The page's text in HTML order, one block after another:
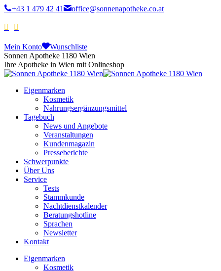
+43 1 479 42 41 office@sonnenapotheke.co.at
Mein Konto
Wunschliste
Sonnen Apotheke 1180 Wien
Ihre Apotheke in Wien mit Onlineshop
Eigenmarken
Kosmetik
Nahrungsergänzungsmittel
Tagebuch
News und Angebote
Veranstaltungen
Kundenmagazin
Presseberichte
Schwerpunkte
Über Uns
Service
Tests
Stammkunde
Nachtdienstkalender
Beratungshotline
Sprachen
Newsletter
Kontakt
Eigenmarken
Kosmetik